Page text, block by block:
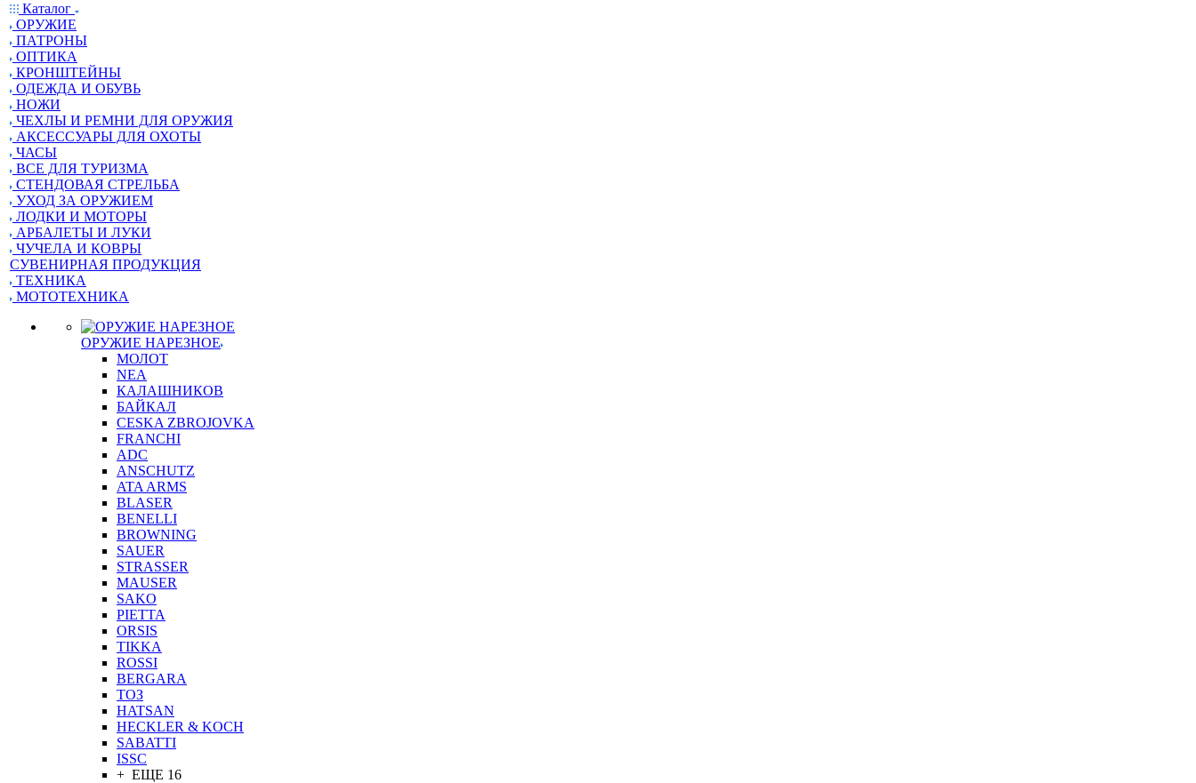
Каталог
ОРУЖИЕ
ПАТРОНЫ
ОПТИКА
КРОНШТЕЙНЫ
ОДЕЖДА И ОБУВЬ
НОЖИ
ЧЕХЛЫ И РЕМНИ ДЛЯ ОРУЖИЯ
АКСЕССУАРЫ ДЛЯ ОХОТЫ
ЧАСЫ
ВСЕ ДЛЯ ТУРИЗМА
СТЕНДОВАЯ СТРЕЛЬБА
УХОД ЗА ОРУЖИЕМ
ЛОДКИ И МОТОРЫ
АРБАЛЕТЫ И ЛУКИ
ЧУЧЕЛА И КОВРЫ
СУВЕНИРНАЯ ПРОДУКЦИЯ
ТЕХНИКА
МОТОТЕХНИКА
ОРУЖИЕ НАРЕЗНОЕ
МОЛОТ
NEA
КАЛАШНИКОВ
БАЙКАЛ
CESKA ZBROJOVKA
FRANCHI
ADC
ANSCHUTZ
ATA ARMS
BLASER
BENELLI
BROWNING
SAUER
STRASSER
MAUSER
SAKO
PIETTA
ORSIS
TIKKA
ROSSI
BERGARA
ТОЗ
HATSAN
HECKLER & KOCH
SABATTI
ISSC
+ ЕЩЕ 16